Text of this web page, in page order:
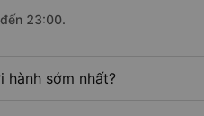
23:00.
hành sớm nhất?